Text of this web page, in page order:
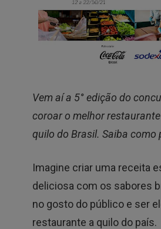
Vem aí a 5° edição do
coroar o melhor
quilo do Brasil. Saiba como
Imagine criar uma receita
deliciosa com os sabores
no gosto do público e ser
restaurante a quilo do país.